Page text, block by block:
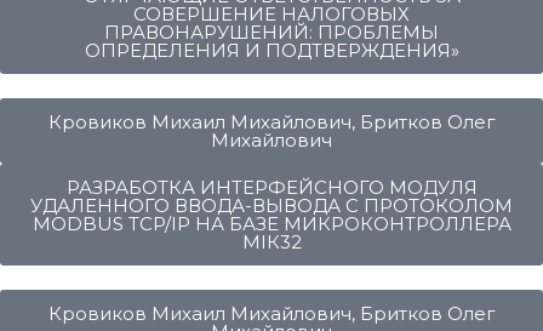
СОВЕРШЕНИЕ НАЛОГОВЫХ
ПРАВОНАРУШЕНИЙ: ПРОБЛЕМЫ
ОПРЕДЕЛЕНИЯ И ПОДТВЕРЖДЕНИЯ»
Кровиков Михаил Михайлович, Бритков Олег
Михайлович
РАЗРАБОТКА ИНТЕРФЕЙСНОГО МОДУЛЯ
УДАЛЕННОГО ВВОДА-ВЫВОДА С ПРОТОКОЛОМ
MODBUS TCP/IP НА БАЗЕ МИКРОКОНТРОЛЛЕРА
МІК32
Кровиков Михаил Михайлович, Бритков Олег